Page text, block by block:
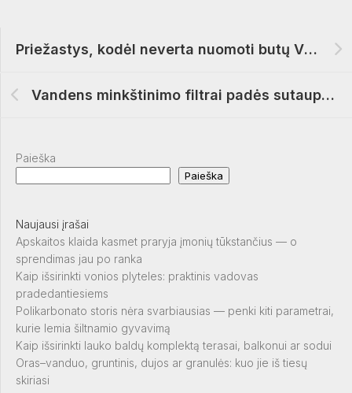
Priežastys, kodėl neverta nuomoti butų Vilniuje
Vandens minkštinimo filtrai padės sutaupyti elektros energiją
Paieška
Paieška
Naujausi įrašai
Apskaitos klaida kasmet praryja įmonių tūkstančius — o
sprendimas jau po ranka
Kaip išsirinkti vonios plyteles: praktinis vadovas
pradedantiesiems
Polikarbonato storis nėra svarbiausias — penki kiti parametrai,
kurie lemia šiltnamio gyvavimą
Kaip išsirinkti lauko baldų komplektą terasai, balkonui ar sodui
Oras–vanduo, gruntinis, dujos ar granulės: kuo jie iš tiesų
skiriasi